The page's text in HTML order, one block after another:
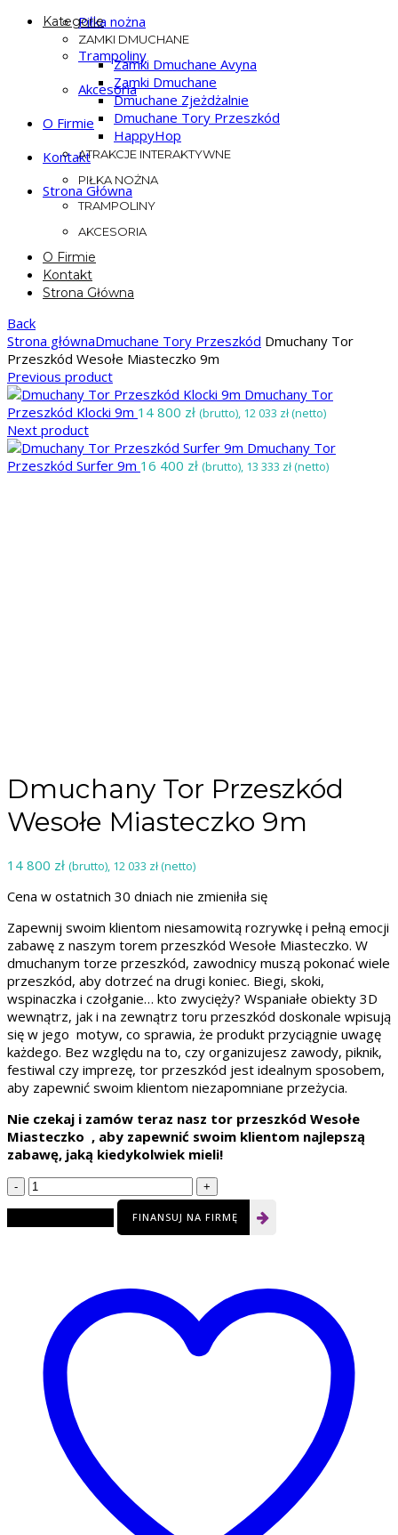
Piłka nożna
Trampoliny
Akcesoria
O Firmie
Kontakt
Strona Główna
Kategorie
ZAMKI DMUCHANE
Zamki Dmuchane Avyna
Zamki Dmuchane
Dmuchane Zjeżdżalnie
Dmuchane Tory Przeszkód
HappyHop
ATRAKCJE INTERAKTYWNE
PIŁKA NOŻNA
TRAMPOLINY
AKCESORIA
O Firmie
Kontakt
Strona Główna
Back
Strona głównaDmuchane Tory Przeszkód Dmuchany Tor
Przeszkód Wesołe Miasteczko 9m
Previous product
Dmuchany Tor
Przeszkód Klocki 9m 14 800 zł (brutto), 12 033 zł (netto)
Next product
Dmuchany Tor
Przeszkód Surfer 9m 16 400 zł (brutto), 13 333 zł (netto)
Dmuchany Tor Przeszkód
Wesołe Miasteczko 9m
14 800 zł (brutto), 12 033 zł (netto)
Cena w ostatnich 30 dniach nie zmieniła się
Zapewnij swoim klientom niesamowitą rozrywkę i pełną emocji
zabawę z naszym torem przeszkód Wesołe Miasteczko. W
dmuchanym torze przeszkód, zawodnicy muszą pokonać wiele
przeszkód, aby dotrzeć na drugi koniec. Biegi, skoki,
wspinaczka i czołganie… kto zwycięży? Wspaniałe obiekty 3D
wewnątrz, jak i na zewnątrz toru przeszkód doskonale wpisują
się w jego motyw, co sprawia, że ​​produkt przyciągnie uwagę
każdego. Bez względu na to, czy organizujesz zawody, piknik,
festiwal czy imprezę, tor przeszkód jest idealnym sposobem,
aby zapewnić swoim klientom niezapomniane przeżycia.
Nie czekaj i zamów teraz nasz tor przeszkód Wesołe
Miasteczko , aby zapewnić swoim klientom najlepszą
zabawę, jaką kiedykolwiek mieli!
Ilość
FINANSUJ NA FIRMĘ